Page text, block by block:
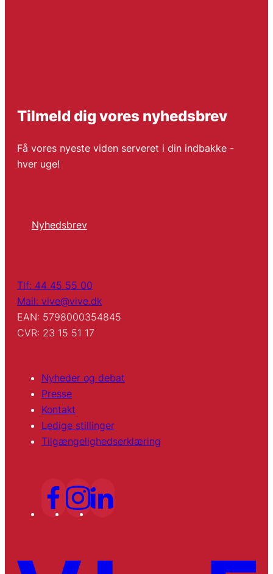
Tilmeld dig vores nyhedsbrev
Få vores nyeste viden serveret i din indbakke -
hver uge!
Nyhedsbrev
Tlf: 44 45 55 00
Mail: vive@vive.dk
EAN: 5798000354845
CVR: 23 15 51 17
Nyheder og debat
Presse
Kontakt
Ledige stillinger
Tilgængelighedserklæring